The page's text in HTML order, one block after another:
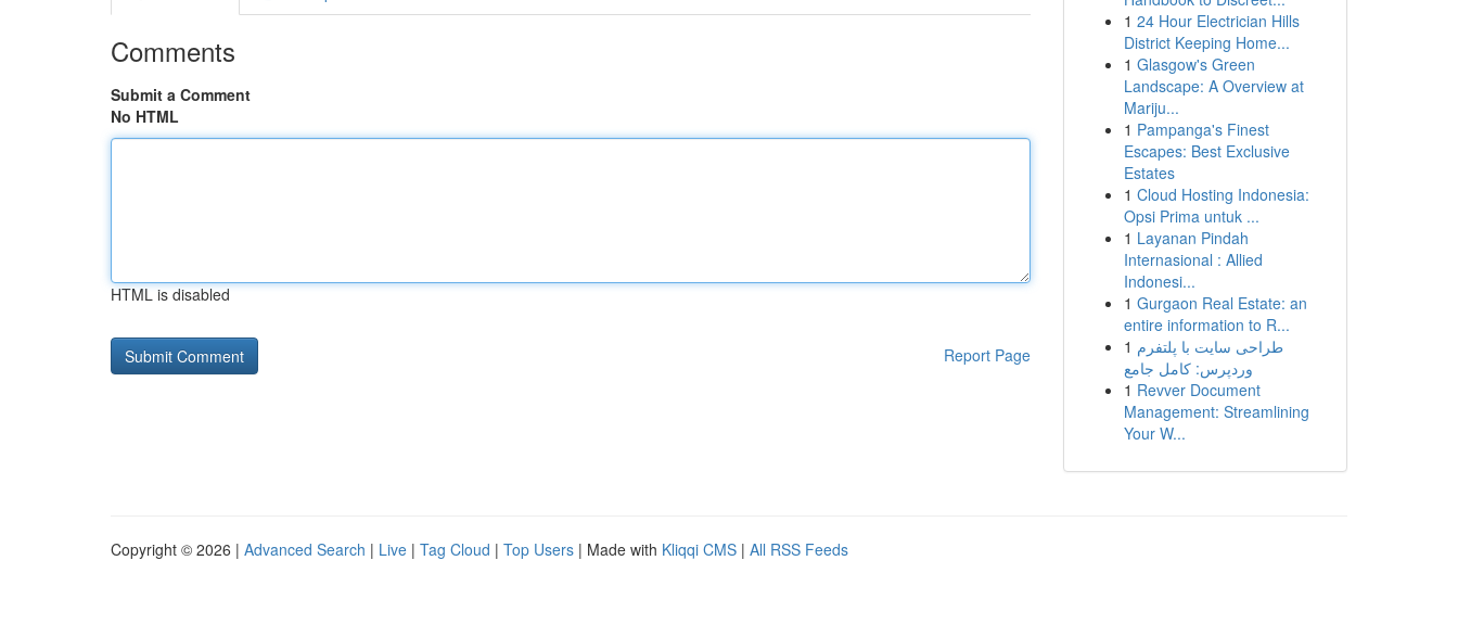
Comments
Submit a Comment
No HTML
HTML is disabled
Report Page
1 24 Hour Electrician Hills
District Keeping Home...
1 Glasgow's Green
Landscape: A Overview at
Mariju...
1 Pampanga's Finest
Escapes: Best Exclusive
Estates
1 Cloud Hosting Indonesia:
Opsi Prima untuk ...
1 Layanan Pindah
Internasional : Allied
Indonesi...
1 Gurgaon Real Estate: an
entire information to R...
1 طراحی سایت با پلتفرم
وردپرس: کامل جامع
1 Revver Document
Management: Streamlining
Your W...
Copyright © 2026 | Advanced Search | Live | Tag Cloud | Top Users | Made with Kliqqi CMS | All RSS Feeds